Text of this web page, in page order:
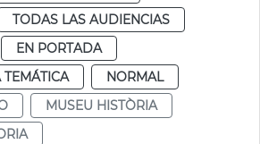
TODAS LAS AUDIENCIAS
EN PORTADA
NORMAL
MUSEU HISTÒRIA